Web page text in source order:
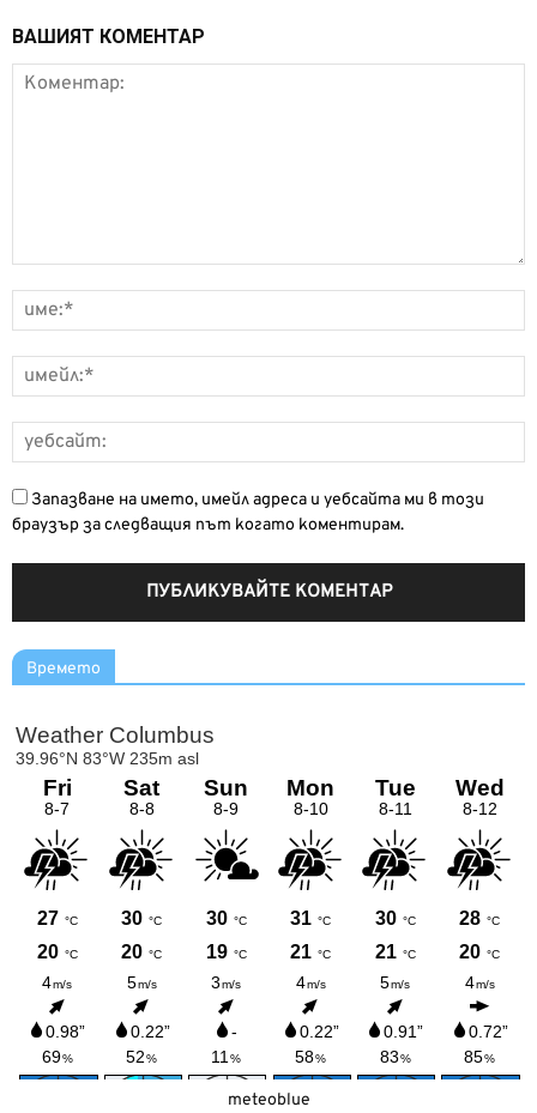
ВАШИЯТ КОМЕНТАР
Запазване на името, имейл адреса и уебсайта ми в този
браузър за следващия път когато коментирам.
Времето
meteoblue